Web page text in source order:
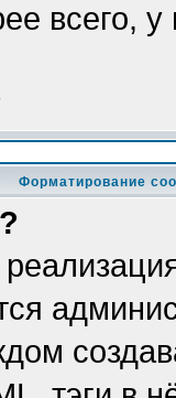
всего,
Форматирование